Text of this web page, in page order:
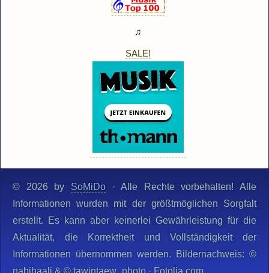
♫
SALE!
© 2026 by SoMiDo· Alle Rechte vorbehalten! Alle
Informationen wurden mit der größtmöglichen Sorgfalt
erstellt. Es kann aber keinerlei Gewährleistung für die
Aktualität, die Korrektheit und Vollständigkeit der
Informationen übernommen werden. Bildernachweis: ©
nabihaali & © tawintaew_photo · Fotolia.com